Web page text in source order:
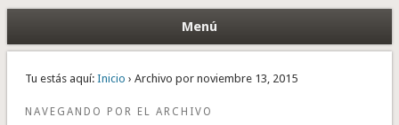
Menú
Tu estás aquí: Inicio › Archivo por noviembre 13, 2015
NAVEGANDO POR EL ARCHIVO